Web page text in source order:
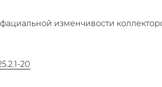
изменчивости
20